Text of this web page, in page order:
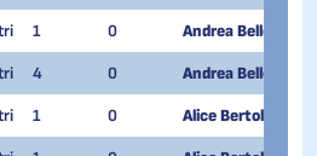
1 0 Andrea Bellotti
4 0 Andrea Bellotti
1 0 Alice Bertolina